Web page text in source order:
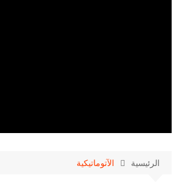
الرئيسية الآتوماتيكية